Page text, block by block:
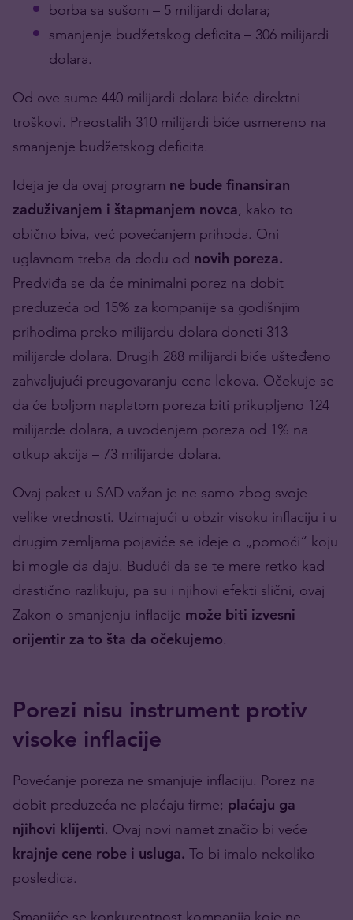
borba sa sušom – 5 milijardi dolara;
smanjenje budžetskog deficita – 306 milijardi
dolara.
Od ove sume 440 milijardi dolara biće direktni
troškovi. Preostalih 310 milijardi biće usmereno na
smanjenje budžetskog deficita.
Ideja je da ovaj program ne bude finansiran
zaduživanjem i štapmanjem novca, kako to
obično biva, već povećanjem prihoda. Oni
uglavnom treba da dođu od novih poreza.
Predviđa se da će minimalni porez na dobit
preduzeća od 15% za kompanije sa godišnjim
prihodima preko milijardu dolara doneti 313
milijarde dolara. Drugih 288 milijardi biće ušteđeno
zahvaljujući preugovaranju cena lekova. Očekuje se
da će boljom naplatom poreza biti prikupljeno 124
milijarde dolara, a uvođenjem poreza od 1% na
otkup akcija – 73 milijarde dolara.
Ovaj paket u SAD važan je ne samo zbog svoje
velike vrednosti. Uzimajući u obzir visoku inflaciju i u
drugim zemljama pojaviće se ideje o „pomoći“ koju
bi mogle da daju. Budući da se te mere retko kad
drastično razlikuju, pa su i njihovi efekti slični, ovaj
Zakon o smanjenju inflacije može biti izvesni
orijentir za to šta da očekujemo.
Porezi nisu instrument protiv
visoke inflacije
Povećanje poreza ne smanjuje inflaciju. Porez na
dobit preduzeća ne plaćaju firme; plaćaju ga
njihovi klijenti. Ovaj novi namet značio bi veće
krajnje cene robe i usluga. To bi imalo nekoliko
posledica.